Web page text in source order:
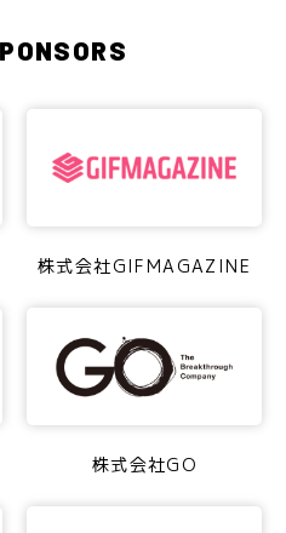
株式会社GIFMAGAZINE
株式会社GO